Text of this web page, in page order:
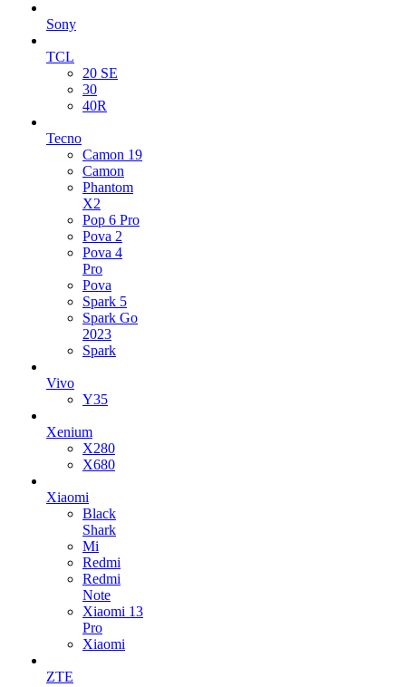
Sony
TCL
20 SE
30
40R
Tecno
Camon 19
Camon
Phantom
X2
Pop 6 Pro
Pova 2
Pova 4
Pro
Pova
Spark 5
Spark Go
2023
Spark
Vivo
Y35
Xenium
X280
X680
Xiaomi
Black
Shark
Mi
Redmi
Redmi
Note
Xiaomi 13
Pro
Xiaomi
ZTE